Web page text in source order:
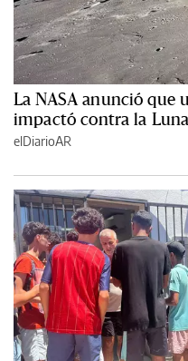
La NASA anunció que
impactó contra la
elDiarioAR